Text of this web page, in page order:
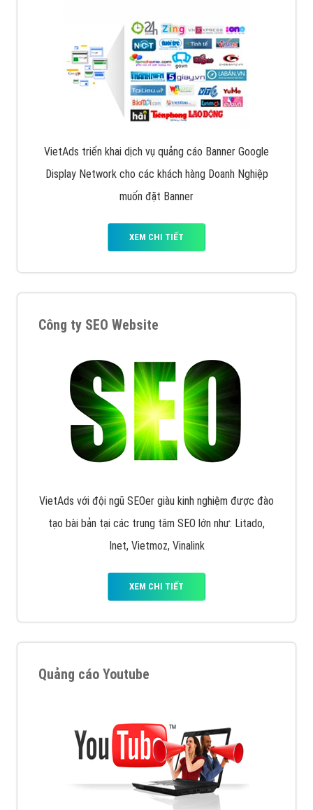
VietAds triển khai dịch vụ quảng cáo Banner Google
Display Network cho các khách hàng Doanh Nghiệp
muốn đặt Banner
XEM CHI TIẾT
Công ty SEO Website
VietAds với đội ngũ SEOer giàu kinh nghiệm được đào
tạo bài bản tại các trung tâm SEO lớn như: Litado,
Inet, Vietmoz, Vinalink
XEM CHI TIẾT
Quảng cáo Youtube